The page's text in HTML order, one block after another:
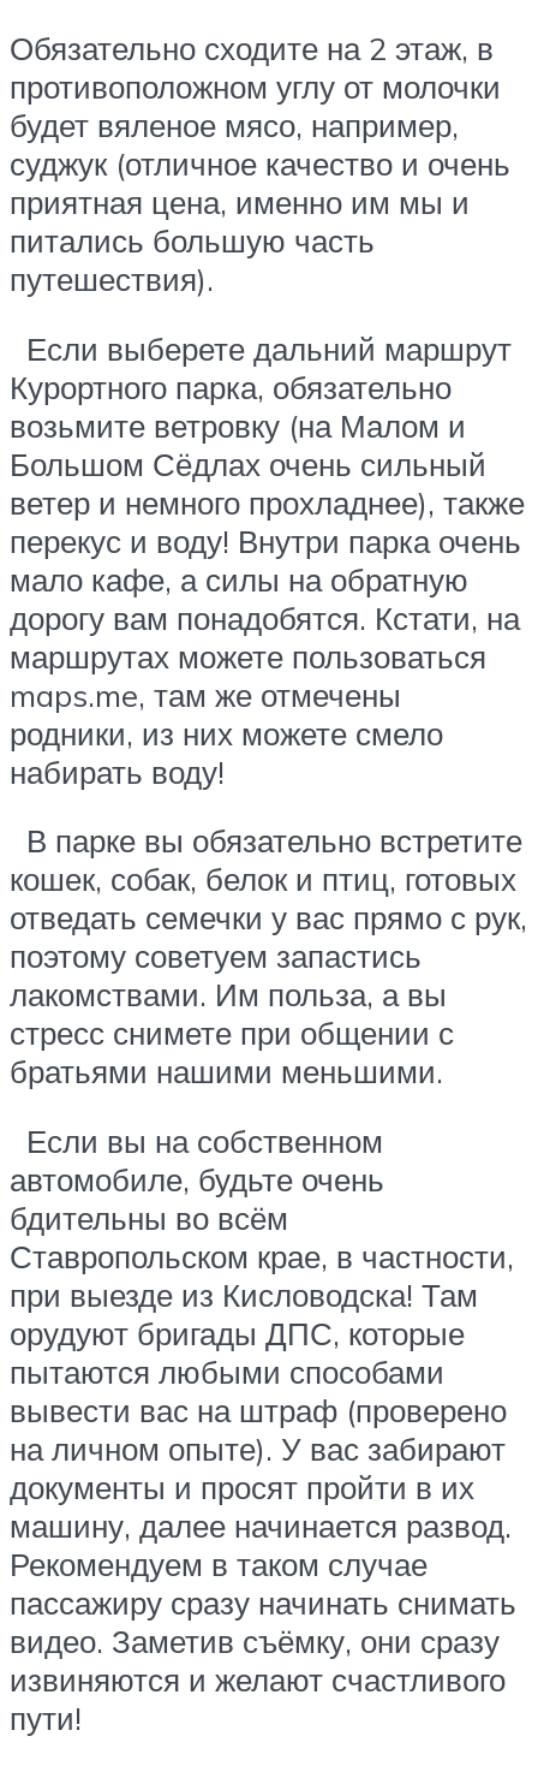
Обязательно сходите на 2 этаж, в
противоположном углу от молочки
будет вяленое мясо, например,
суджук (отличное качество и очень
приятная цена, именно им мы и
питались большую часть
путешествия).
Если выберете дальний маршрут
Курортного парка, обязательно
возьмите ветровку (на Малом и
Большом Сёдлах очень сильный
ветер и немного прохладнее), также
перекус и воду! Внутри парка очень
мало кафе, а силы на обратную
дорогу вам понадобятся. Кстати, на
маршрутах можете пользоваться
maps.me, там же отмечены
родники, из них можете смело
набирать воду!
В парке вы обязательно встретите
кошек, собак, белок и птиц, готовых
отведать семечки у вас прямо с рук,
поэтому советуем запастись
лакомствами. Им польза, а вы
стресс снимете при общении с
братьями нашими меньшими.
Если вы на собственном
автомобиле, будьте очень
бдительны во всём
Ставропольском крае, в частности,
при выезде из Кисловодска! Там
орудуют бригады ДПС, которые
пытаются любыми способами
вывести вас на штраф (проверено
на личном опыте). У вас забирают
документы и просят пройти в их
машину, далее начинается развод.
Рекомендуем в таком случае
пассажиру сразу начинать снимать
видео. Заметив съёмку, они сразу
извиняются и желают счастливого
пути!